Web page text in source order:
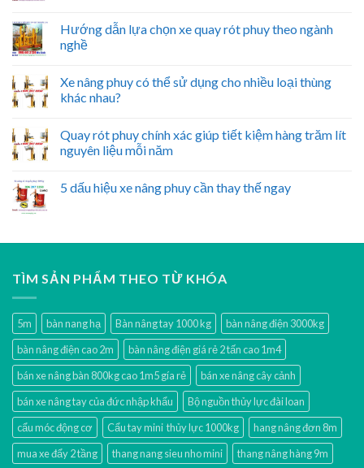
Hướng dẫn lựa chọn xe quay rót phuy theo ngành
nghề
Xe nâng phuy có thể sử dụng cho nhiều loại thùng
khác nhau?
Quay rót phuy chính xác giúp tiết kiệm hàng trăm lít
nguyên liệu mỗi năm
5 dấu hiệu xe nâng phuy cần thay thế ngay
TÌM SẢN PHẨM THEO TỪ KHÓA
5m bàn nang hạ Bàn nâng tay 1000 kg
bàn nâng điện 3000kg
bàn nâng điện cao 2m
bàn nâng điện giá rẻ 2 tấn cao 1m4
bán xe nâng bàn 800kg cao 1m5 gía rẻ
bán xe nâng cây cảnh
bán xe nâng tay của đức nhập khẩu
Bộ nguồn thủy lực đài loan
cẩu móc động cơ
Cẩu tay mini thủy lực 1000kg
hang nâng đơn 8m
mua xe đẩy 2 tầng
thang nang sieu nho mini
thang nâng hàng 9m